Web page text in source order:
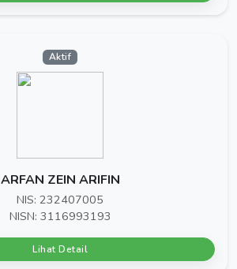
Aktif
ARFAN ZEIN ARIFIN
NIS: 232407005
NISN: 3116993193
Lihat Detail